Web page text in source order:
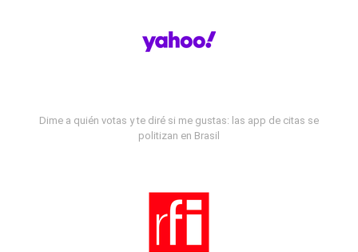
Dime a quién votas y te diré si me gustas: las app de citas se
politizan en Brasil